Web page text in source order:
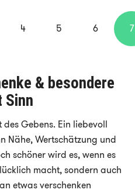
4 5 6 7
& besondere
Sinn
Gebens. Ein liebevoll
Nähe, Wertschätzung und
schöner wird es, wenn es
macht, sondern auch
etwas verschenken